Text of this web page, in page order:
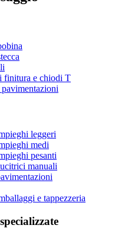
finitura e chiodi T
leggeri
medi
pesanti
manuali
e tappezzeria